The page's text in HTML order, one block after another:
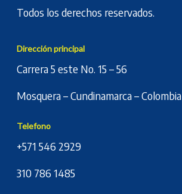
Todos los derechos reservados.
Dirección principal
Carrera 5 este No. 15 – 56
Mosquera – Cundinamarca – Colombia
Telefono
+571 546 2929
310 786 1485